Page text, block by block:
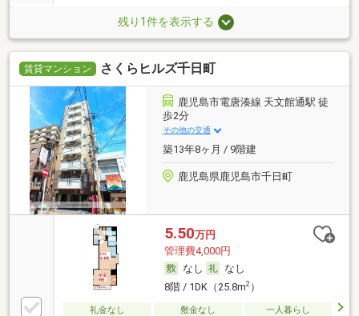
残り1件を表示する
賃貸マンション さくらヒルズ千日町
鹿児島市電唐湊線 天文館通駅 徒
歩2分
その他の交通
築13年8ヶ月 / 9階建
鹿児島県鹿児島市千日町
5.50万円
管理費4,000円
なし
なし
8階 / 1DK（25.8m2）
礼金なし 敷金なし
一人暮らし